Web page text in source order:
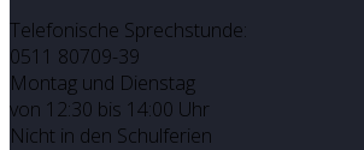
Telefonische Sprechstunde:
0511 80709-39
Montag und Dienstag
von 12:30 bis 14:00 Uhr
Nicht in den Schulferien